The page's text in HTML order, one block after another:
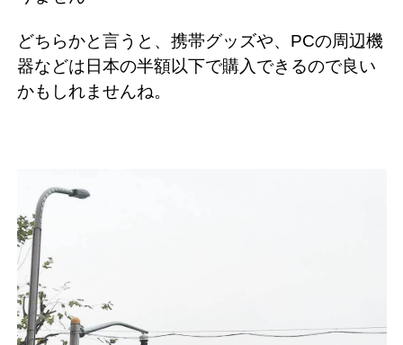
どちらかと言うと、携帯グッズや、PCの周辺機
器などは日本の半額以下で購入できるので良い
かもしれませんね。